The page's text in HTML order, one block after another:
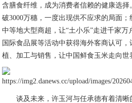
含膳食纤维，成为消费者信赖的健康选
破3000万穗，一度出现供不应求的局面
中等地大型商超，让“土小乐”走进千家
国际食品展等活动中获得海外客商认可
植、加工与销售，让中国鲜食玉米走向世
谈及未来，许玉河与任承德有着清